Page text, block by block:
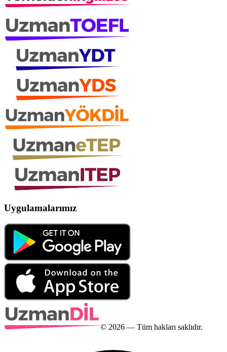
Uygulamalarımız
© 2026 — Tüm hakları saklıdır.